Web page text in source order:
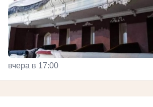
вчера в 17:00